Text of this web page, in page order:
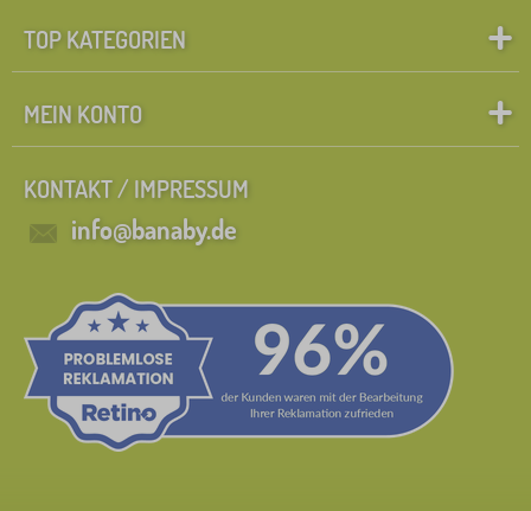
TOP KATEGORIEN
MEIN KONTO
KONTAKT / IMPRESSUM
info@banaby.de